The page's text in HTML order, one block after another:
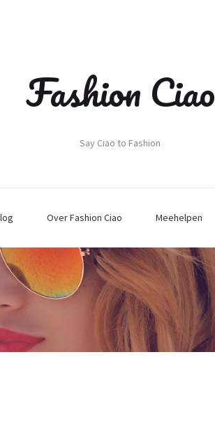
Fashion Ciao
Say Ciao to Fashion
Over Fashion Ciao Meehelpen